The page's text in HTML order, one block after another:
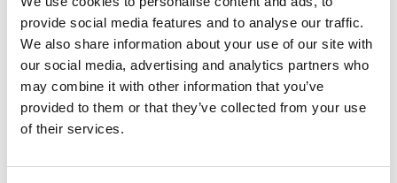
provide social media features and to analyse our traffic.
We also share information about your use of our site with
our social media, advertising and analytics partners who
may combine it with other information that you’ve
provided to them or that they’ve collected from your use
of their services.
K-Motor Bolzano
K-Motor Brunico
Veicoli Commerciali usato
Kia nuovo
Kia usato
Noleggio a lungo termine
Valuta il tuo usato
Finanziamento
Assicurazioni
Outdoor Shop
Prenota tagliando
Ruote e pneumatici
Fondazione Sparkasse, della Signora Mairhofer della
Jukibuz e del Responsabile Commerciale Thomas
Weithaler e Veith Berger della Auto Brenner. Buon viaggio
e tanta gioia a tutti i partecipanti!